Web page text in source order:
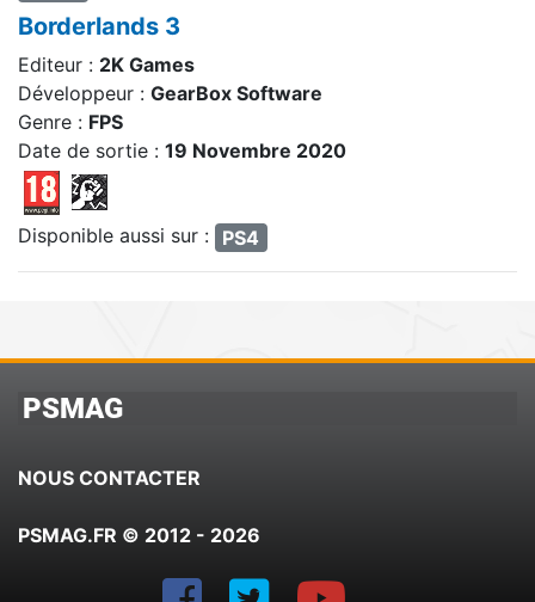
Borderlands 3
Editeur : 2K Games
Développeur : GearBox Software
Genre : FPS
Date de sortie : 19 Novembre 2020
Disponible aussi sur : PS4
PSMAG
NOUS CONTACTER
PSMAG.FR © 2012 - 2026